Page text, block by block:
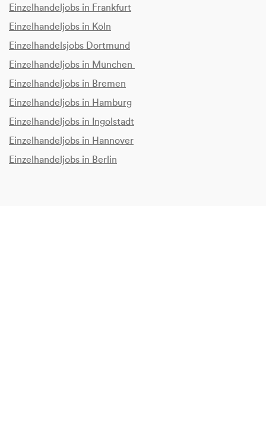
Einzelhandeljobs in Frankfurt
Einzelhandeljobs in Köln
Einzelhandelsjobs Dortmund
Einzelhandeljobs in München
Einzelhandeljobs in Bremen
Einzelhandeljobs in Hamburg
Einzelhandeljobs in Ingolstadt
Einzelhandeljobs in Hannover
Einzelhandeljobs in Berlin